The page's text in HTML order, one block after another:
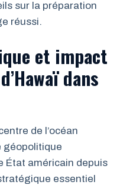
sur la préparation
réussi.
et impact
dans
de l’océan
géopolitique
État américain depuis
essentiel